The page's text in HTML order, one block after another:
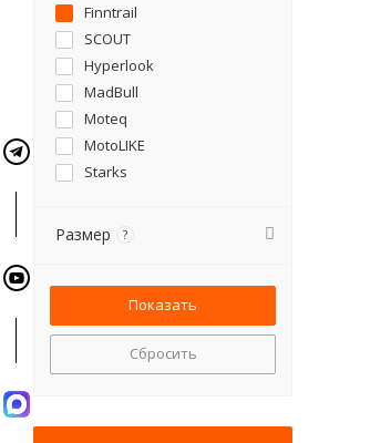
Finntrail
SCOUT
Hyperlook
MadBull
Moteq
MotoLIKE
Starks
Размер ?
Сбросить